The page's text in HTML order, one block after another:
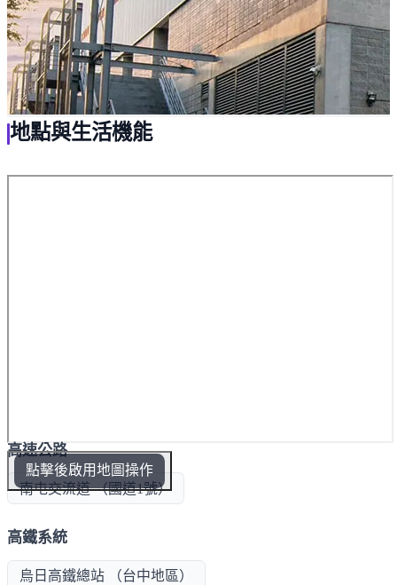
地點與生活機能
點擊後啟用地圖操作
高速公路
南屯交流道 （國道1號）
高鐵系統
烏日高鐵總站 （台中地區）